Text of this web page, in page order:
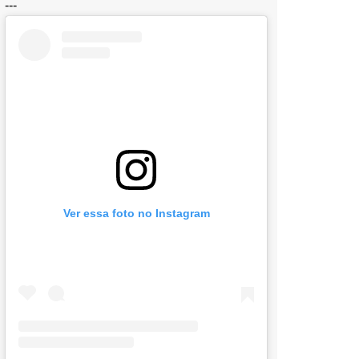
---
Ver essa foto no Instagram